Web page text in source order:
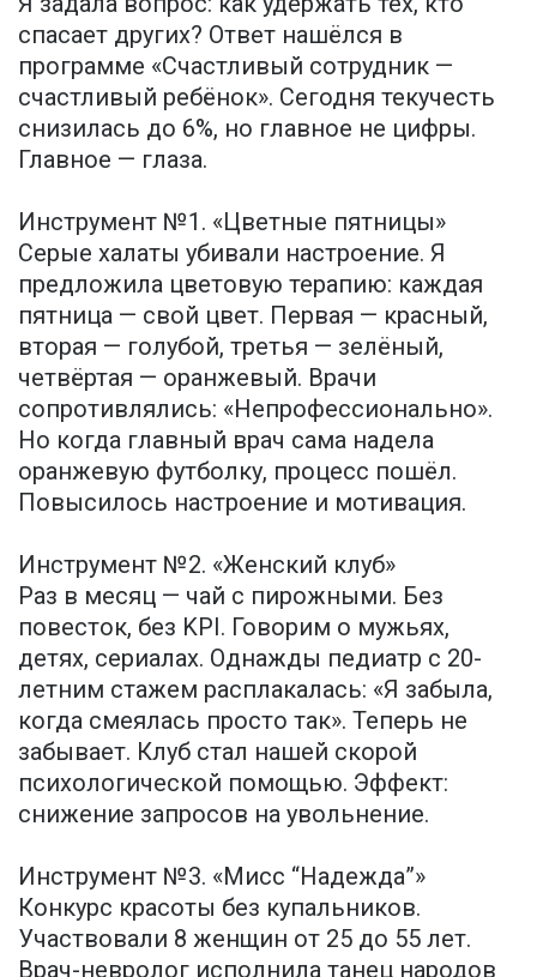
спасает других? Ответ нашёлся в
программе «Счастливый сотрудник —
счастливый ребёнок». Сегодня текучесть
снизилась до 6%, но главное не цифры.
Главное — глаза.
Инструмент №1. «Цветные пятницы»
Серые халаты убивали настроение. Я
предложила цветовую терапию: каждая
пятница — свой цвет. Первая — красный,
вторая — голубой, третья — зелёный,
четвёртая — оранжевый. Врачи
сопротивлялись: «Непрофессионально».
Но когда главный врач сама надела
оранжевую футболку, процесс пошёл.
Повысилось настроение и мотивация.
Инструмент №2. «Женский клуб»
Раз в месяц — чай с пирожными. Без
повесток, без KPI. Говорим о мужьях,
детях, сериалах. Однажды педиатр с 20-
летним стажем расплакалась: «Я забыла,
когда смеялась просто так». Теперь не
забывает. Клуб стал нашей скорой
психологической помощью. Эффект:
снижение запросов на увольнение.
Инструмент №3. «Мисс “Надежда”»
Конкурс красоты без купальников.
Участвовали 8 женщин от 25 до 55 лет.
Врач-невролог исполнила танец народов